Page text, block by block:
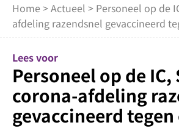
Home >Actueel > Personeel op de
afdeling razendsnel gevaccineerd
Lees voor
Personeel op de IC,
corona-afdeling
gevaccineerd